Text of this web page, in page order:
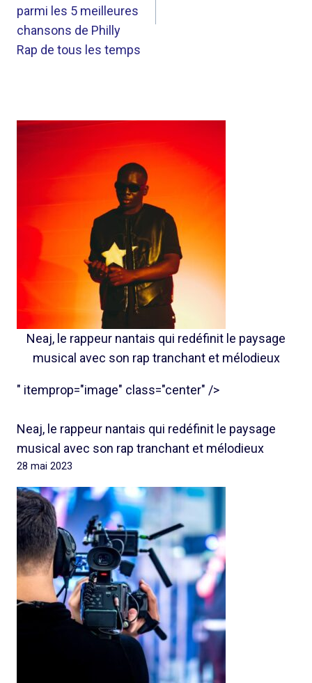
parmi les 5 meilleures
chansons de Philly
Rap de tous les temps
Neaj, le rappeur nantais qui redéfinit le paysage
musical avec son rap tranchant et mélodieux
" itemprop="image" class="center" />
Neaj, le rappeur nantais qui redéfinit le paysage
musical avec son rap tranchant et mélodieux
28 mai 2023